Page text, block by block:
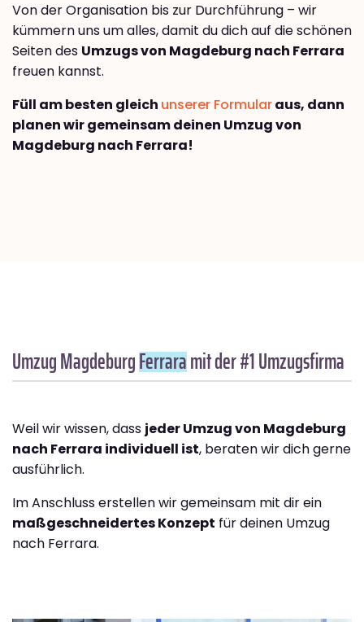
Von der Organisation bis zur Durchführung – wir
kümmern uns um alles, damit du dich auf die schönen
Seiten des Umzugs von Magdeburg nach Ferrara
freuen kannst.
Füll am besten gleich unserer Formularaus, dann
planen wir gemeinsam deinen Umzug von
Magdeburg nach Ferrara!
Umzug MagdeburgFerraramit der #1 Umzugsfirma
Weil wir wissen, dass jeder Umzug von Magdeburg
nach Ferrara individuell ist, beraten wir dich gerne
ausführlich.
Im Anschluss erstellen wir gemeinsam mit dir ein
maßgeschneidertes Konzept für deinen Umzug
nach Ferrara.